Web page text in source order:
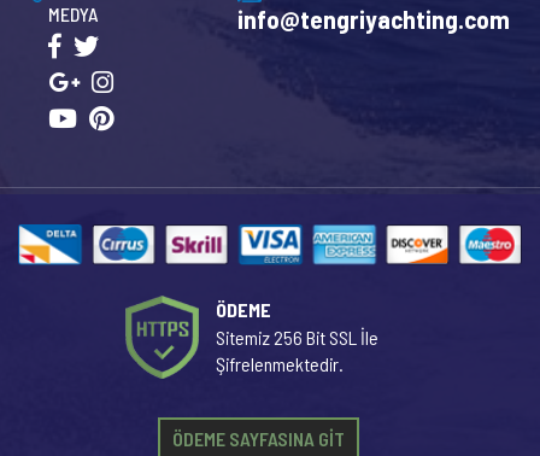
info@tengriyachting.com
MEDYA
ÖDEME
Sitemiz 256 Bit SSL İle
Şifrelenmektedir.
ÖDEME SAYFASINA GİT